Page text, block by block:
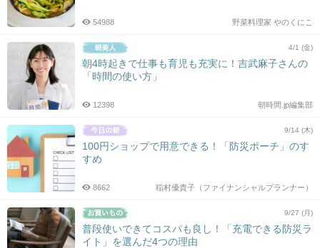
野菜料理家 やのくにこ
54988
4/1 (金)
朝4時起きで仕事も育児も充実に！吉武麻子さんの
「時間の使い方」
朝時間.jp編集部
12398
9/14 (木)
100円ショップで用意できる！「防災ポーチ」のす
すめ
稲村優貴子（ファイナンシャルプランナー）
8662
9/27 (月)
普段使いできてコスパも良し！「充電できる防災ラ
イト」を選んだ4つの理由